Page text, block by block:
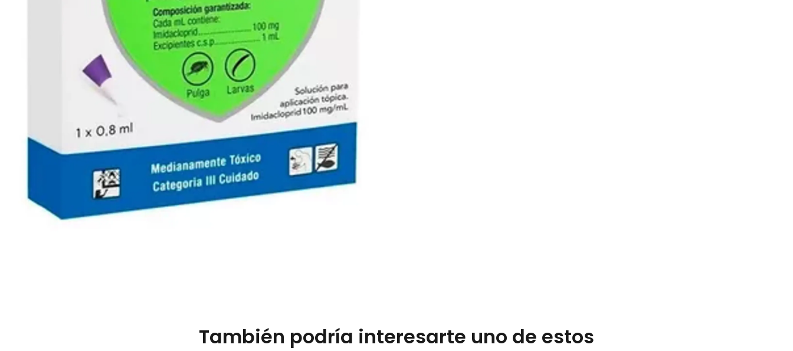
También podría interesarte uno de estos